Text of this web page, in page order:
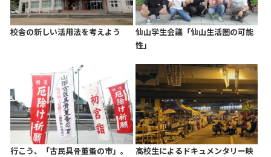
校舎の新しい活用法を考えよう
仙山学生会議「仙山生活圏の可能
性」
行こう、「古民具骨董蚤の市」。
高校生によるドキュメンタリー映